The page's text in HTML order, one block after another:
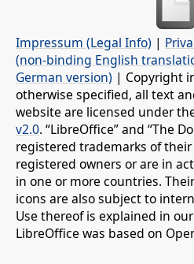
Impressum (Legal Info) |
(non-binding English
German version) | Copyright
otherwise specified, all text
website are licensed under
v2.0. “LibreOffice” and “The
registered trademarks of
registered owners or are in
in one or more countries.
icons are also subject to
Use thereof is explained in our
LibreOffice was based on